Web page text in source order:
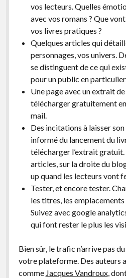
vos lecteurs. Quelles
avec vos romans ? Que
vos livres pratiques ?
Quelques articles qui
personnages, vos univers.
se distinguent de ce qui
pour un public en
Une page avec un extrait
télécharger gratuitement
mail.
Des incitations à laisser
informé du lancement du
télécharger l’extrait gratuit.
articles, sur la droite du
up quand les lecteurs vont
Tester, et encore tester.
les titres, les
Suivez avec google
qui font rester le plus les
Bien sûr, le trafic n’arrive pas
votre plateforme. Des auteurs
comme Jacques Vandroux,